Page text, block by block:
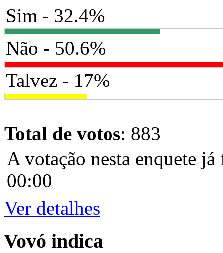
Sim - 32.4%
Não - 50.6%
Talvez - 17%
Total de votos: 883
A votação nesta enquete
00:00
Ver detalhes
Vovó indica